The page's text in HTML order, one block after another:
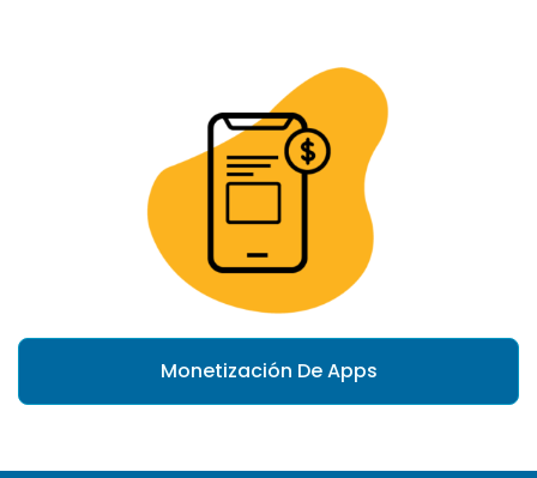
Monetización De Apps